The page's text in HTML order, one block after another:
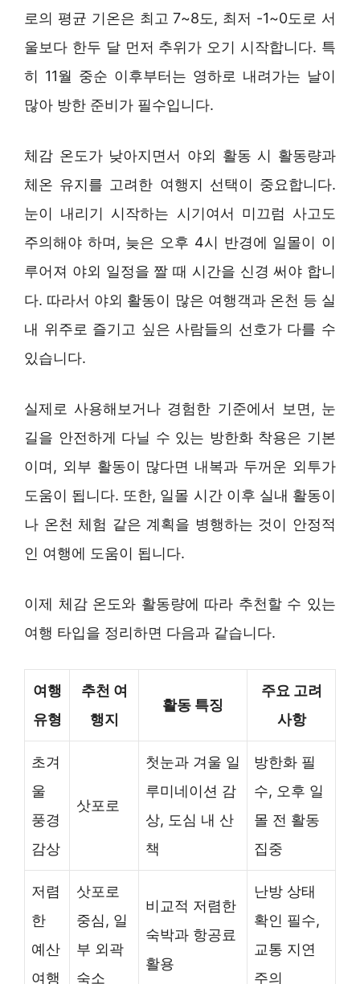
로의 평균 기온은 최고 7~8도, 최저 -1~0도로 서
울보다 한두 달 먼저 추위가 오기 시작합니다. 특
히 11월 중순 이후부터는 영하로 내려가는 날이
많아 방한 준비가 필수입니다.
체감 온도가 낮아지면서 야외 활동 시 활동량과
체온 유지를 고려한 여행지 선택이 중요합니다.
눈이 내리기 시작하는 시기여서 미끄럼 사고도
주의해야 하며, 늦은 오후 4시 반경에 일몰이 이
루어져 야외 일정을 짤 때 시간을 신경 써야 합니
다. 따라서 야외 활동이 많은 여행객과 온천 등 실
내 위주로 즐기고 싶은 사람들의 선호가 다를 수
있습니다.
실제로 사용해보거나 경험한 기준에서 보면, 눈
길을 안전하게 다닐 수 있는 방한화 착용은 기본
이며, 외부 활동이 많다면 내복과 두꺼운 외투가
도움이 됩니다. 또한, 일몰 시간 이후 실내 활동이
나 온천 체험 같은 계획을 병행하는 것이 안정적
인 여행에 도움이 됩니다.
이제 체감 온도와 활동량에 따라 추천할 수 있는
여행 타입을 정리하면 다음과 같습니다.
여행
유형
추천 여
행지
활동 특징
주요 고려
사항
초겨
울
풍경
감상
삿포로
첫눈과 겨울 일
루미네이션 감
상, 도심 내 산
책
방한화 필
수, 오후 일
몰 전 활동
집중
저렴
한
예산
여행
삿포로
중심, 일
부 외곽
숙소
비교적 저렴한
숙박과 항공료
활용
난방 상태
확인 필수,
교통 지연
주의